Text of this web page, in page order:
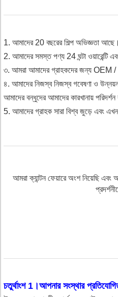
1. আমাদের 20 বছরের শিল্প অভিজ্ঞতা আছে।
2. আমাদের সমস্ত পণ্য 24 ঘন্টা ওয়ারেন্টি
৩. আমরা আমাদের গ্রাহকদের জন্য OEM /
৪. আমাদের নিজস্ব নিজস্ব গবেষণা ও
আমাদের বন্ধুদের আমাদের কারখানায় পরিদর্শন
5. আমাদের গ্রাহক সারা বিশ্ব জুড়ে এবং
আমরা ক্যান্টন ফেয়ারে অংশ নিয়েছি
চতুর্থাংশ 1।আপনার সংস্থার